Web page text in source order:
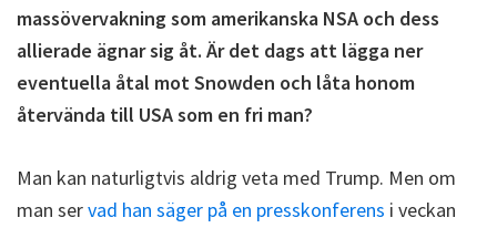
massövervakning som amerikanska NSA och dess
allierade ägnar sig åt. Är det dags att lägga ner
eventuella åtal mot Snowden och låta honom
återvända till USA som en fri man?
Man kan naturligtvis aldrig veta med Trump. Men om
man servad han säger på en presskonferens i veckan